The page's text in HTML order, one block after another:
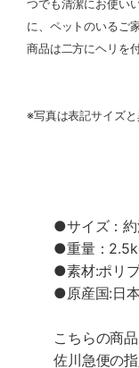
つでも清潔にお使い
に、ペットのいるご
商品は二方にヘリを
※写真は表記サイズと
●サイズ：
●重量：
●素材:ポリ
●原産国:日
こちらの商
佐川急便の